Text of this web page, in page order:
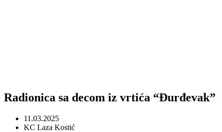
Radionica sa decom iz vrtića “Đurđevak”
11.03.2025
KC Laza Kostić